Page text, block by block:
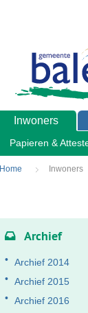
Inwoners
Papieren &
Home Inwoners
Archief
Archief 2014
Archief 2015
Archief 2016